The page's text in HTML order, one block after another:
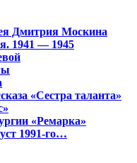
Дмитрия Москина
1941 — 1945
«Сестра таланта»
«Ремарка»
1991-го…